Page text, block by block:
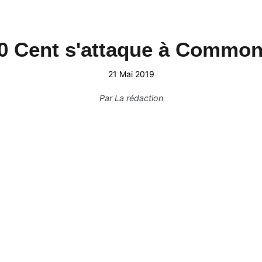
Cent s'attaque à
21 Mai 2019
ParLa rédaction